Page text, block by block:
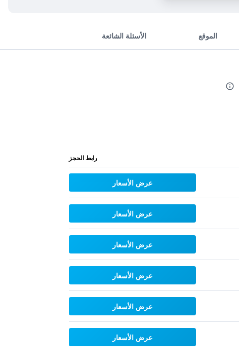
الموقع الأسئلة الشائعة
رابط الحجز
عرض الأسعار
عرض الأسعار
عرض الأسعار
عرض الأسعار
عرض الأسعار
عرض الأسعار